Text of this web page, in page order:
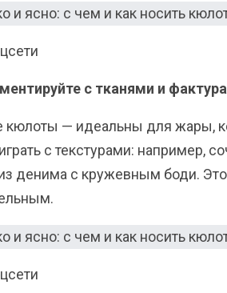
с тканями и
кюлоты — идеальны для жары,
с текстурами: например,
денима с кружевным боди.